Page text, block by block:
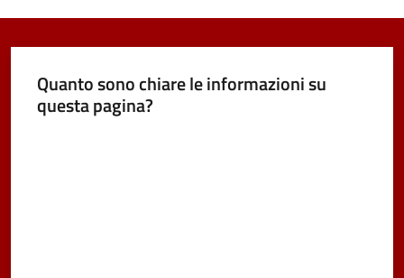
Quanto sono chiare le informazioni su
questa pagina?